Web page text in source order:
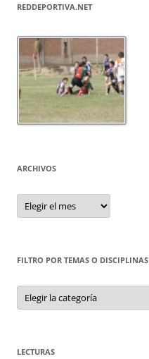
REDDEPORTIVA.NET
ARCHIVOS
Archivos
FILTRO POR TEMAS O DISCIPLINAS
Filtro
por
Temas
LECTURAS